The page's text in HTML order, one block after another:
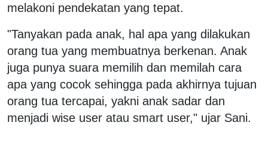
melakoni pendekatan yang tepat.
"Tanyakan pada anak, hal apa yang dilakukan
orang tua yang membuatnya berkenan. Anak
juga punya suara memilih dan memilah cara
apa yang cocok sehingga pada akhirnya tujuan
orang tua tercapai, yakni anak sadar dan
menjadi wise user atau smart user," ujar Sani.